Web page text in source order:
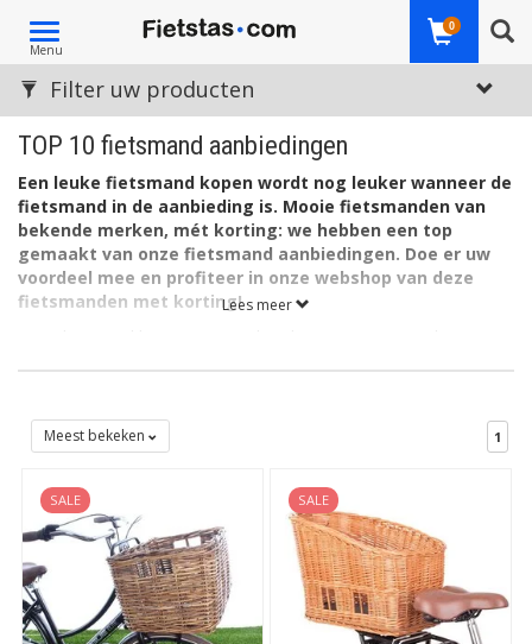
Toggle
navigation
Menu
0
TOP 10 fietsmand aanbiedingen
Een leuke fietsmand kopen wordt nog leuker wanneer de
fietsmand in de aanbieding is. Mooie fietsmanden van
bekende merken, mét korting: we hebben een top
gemaakt van onze fietsmand aanbiedingen. Doe er uw
voordeel mee en profiteer in onze webshop van deze
fietsmanden met korting!
onze top 10 van fietsmanden in de aanbieding.
meer aanbiedingen met een aantrekkelijke 'van-voor' prijs.
Lees meer
Filter uw producten
Meest bekeken 1
SALE SALE